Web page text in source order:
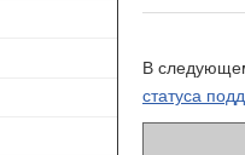
В
статуса